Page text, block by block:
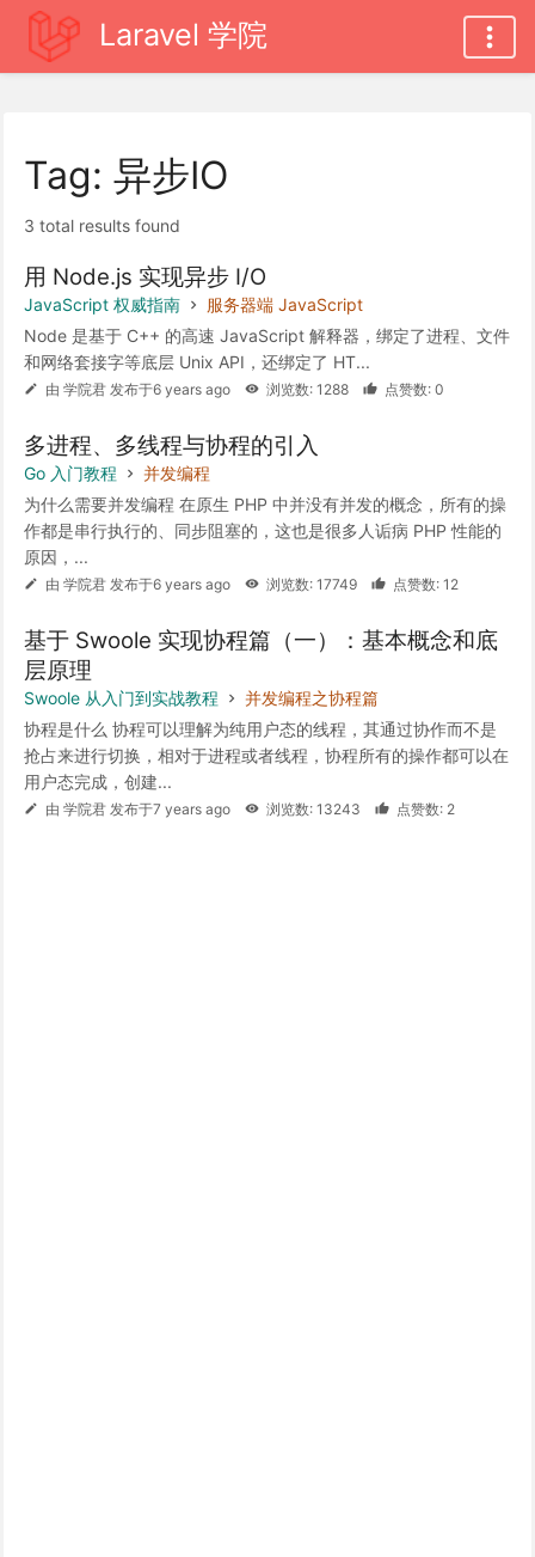
Laravel 学院
Tag: 异步IO
3 total results found
用 Node.js 实现异步 I/O
JavaScript 权威指南
服务器端 JavaScript
Node 是基于 C++ 的高速 JavaScript 解释器，绑定了进程、文件
和网络套接字等底层 Unix API，还绑定了 HT...
由 学院君 发布于6 years ago 浏览数: 1288 点赞数: 0
多进程、多线程与协程的引入
Go 入门教程
并发编程
为什么需要并发编程 在原生 PHP 中并没有并发的概念，所有的操
作都是串行执行的、同步阻塞的，这也是很多人诟病 PHP 性能的
原因，...
由 学院君 发布于6 years ago 浏览数: 17749 点赞数: 12
基于 Swoole 实现协程篇（一）：基本概念和底
层原理
Swoole 从入门到实战教程
并发编程之协程篇
协程是什么 协程可以理解为纯用户态的线程，其通过协作而不是
抢占来进行切换，相对于进程或者线程，协程所有的操作都可以在
用户态完成，创建...
由 学院君 发布于7 years ago 浏览数: 13243 点赞数: 2